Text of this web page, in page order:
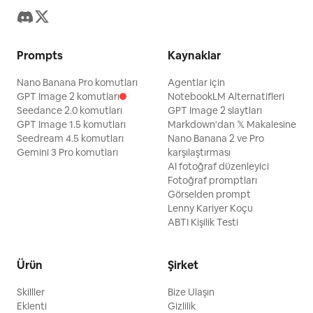
semender; 17 yanında gri yuvarlak kara
kurbağası; 18 alt merkezde oturan sarı
benekli geko; 19 alt sağ merkezde pembe
yaratığı; 20 sarı aksolotlun yakınındaki
mor çiçeklerin yanında duran minyatür
penguen benzeri kuş; 21 soldaki
çiçeklerin yakınında tünemiş minik beyaz
kuş; 22 gri trolün yakınındaki çiçeklerin
arasından gözeten küçük fare benzeri
yaratık; 23 trolün omzuna tünemiş küçük
baykuş benzeri yaratık; 24 sağ gökyüzü/
sürüngen; 25 en sağda uzun uzuvlu
tarafta, kurbağa grubunun arkasındaki
Prompts
Nano Banana Pro komutları
GPT Image 2 komutları
Seedance 2.0 komutları
GPT Image 1.5 komutları
Seedream 4.5 komutları
Gemini 3 Pro komutları
Kaynaklar
Agentlar için
NotebookLM Alternatifleri
GPT Image 2 slaytları
Markdown'dan 𝕏 Makalesine
Nano Banana 2 ve Pro
karşılaştırması
AI fotoğraf düzenleyici
Fotoğraf promptları
Görselden prompt
Lenny Kariyer Koçu
ABTI Kişilik Testi
Ürün
Skilller
Eklenti
Şirket
Bize Ulaşın
Gizlilik